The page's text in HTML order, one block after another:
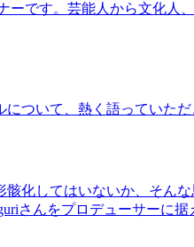
です。芸能人から文化人、
ついて、熱く語っていただ
化してはいないか、そん
さんをプロデューサーに据